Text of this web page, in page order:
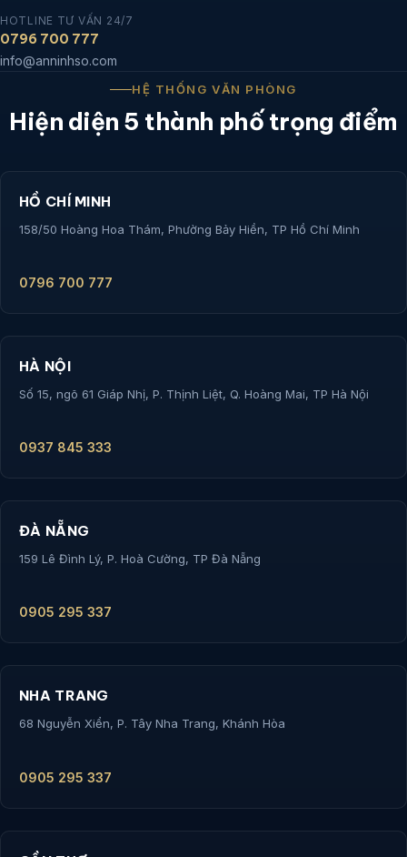
HOTLINE TƯ VẤN 24/7
0796 700 777
info@anninhso.com
HỆ THỐNG VĂN PHÒNG
Hiện diện 5 thành phố trọng điểm
HỒ CHÍ MINH
158/50 Hoàng Hoa Thám, Phường Bảy Hiền, TP Hồ Chí Minh
0796 700 777
HÀ NỘI
Số 15, ngõ 61 Giáp Nhị, P. Thịnh Liệt, Q. Hoàng Mai, TP Hà Nội
0937 845 333
ĐÀ NẴNG
159 Lê Đình Lý, P. Hoà Cường, TP Đà Nẵng
0905 295 337
NHA TRANG
68 Nguyễn Xiển, P. Tây Nha Trang, Khánh Hòa
0905 295 337